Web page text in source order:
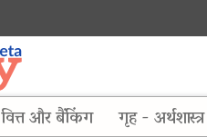
वित्त और बैंकिंग गृह - अर्थशास्त्र